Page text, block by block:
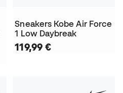
Sneakers Kobe Air Force
1 Low Daybreak
119,99 €